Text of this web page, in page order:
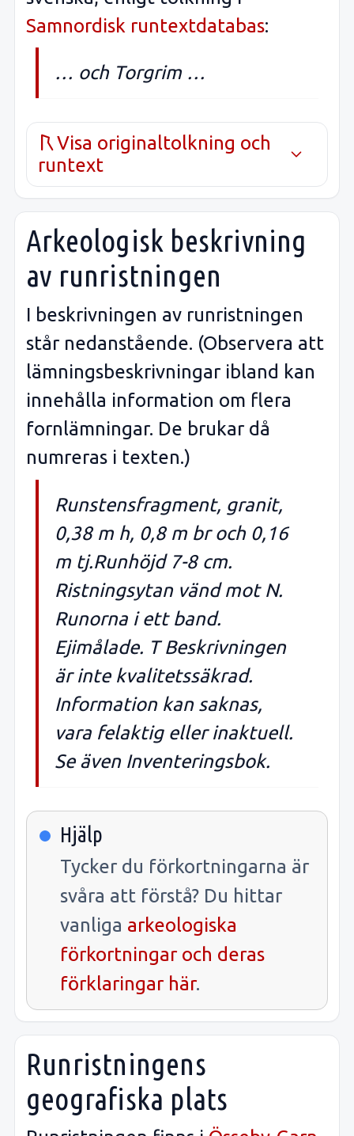
Samnordisk runtextdatabas:
… och Torgrim …
Visa originaltolkning och
runtext
Arkeologisk beskrivning
av runristningen
I beskrivningen av runristningen
står nedanstående. (Observera att
lämningsbeskrivningar ibland kan
innehålla information om flera
fornlämningar. De brukar då
numreras i texten.)
Runstensfragment, granit,
0,38 m h, 0,8 m br och 0,16
m tj.Runhöjd 7-8 cm.
Ristningsytan vänd mot N.
Runorna i ett band.
Ejimålade. T Beskrivningen
är inte kvalitetssäkrad.
Information kan saknas,
vara felaktig eller inaktuell.
Se även Inventeringsbok.
Hjälp
Tycker du förkortningarna är
svåra att förstå? Du hittar
vanliga arkeologiska
förkortningar och deras
förklaringar här.
Runristningens
geografiska plats